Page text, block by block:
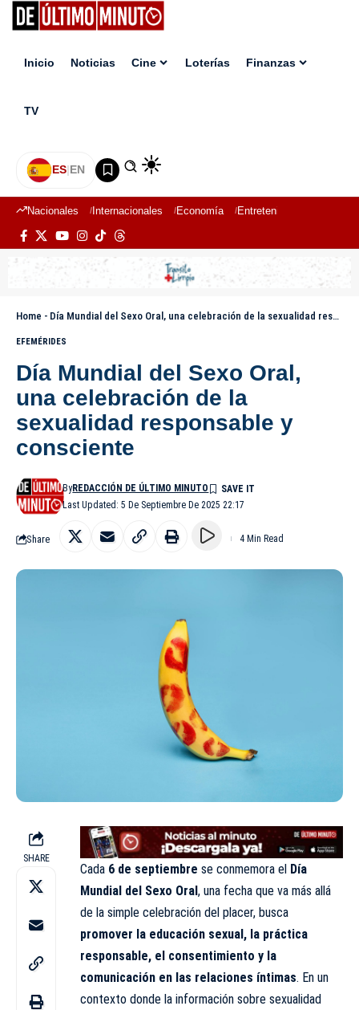
Inicio Noticias Cine Loterías Finanzas
TV
ES|EN
Nacionales Internacionales Economía Entretenimiento
Home - Día Mundial del Sexo Oral, una celebración de la sexualidad responsable y consciente
EFEMÉRIDES
Día Mundial del Sexo Oral,
una celebración de la
sexualidad responsable y
consciente
Last Updated: 5 De Septiembre De 2025 22:17
ByREDACCIÓN DE ÚLTIMO MINUTO
Share 4 Min Read
SHARE
Cada 6 de septiembre se conmemora el Día
Mundial del Sexo Oral , una fecha que va más allá
de la simple celebración del placer, busca
promover la educación sexual, la práctica
responsable, el consentimiento y la
comunicación en las relaciones íntimas. En un
contexto donde la información sobre sexualidad